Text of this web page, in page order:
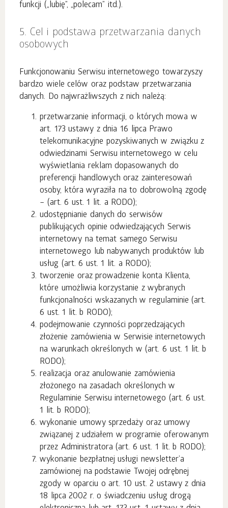
funkcji („lubię”, „polecam” itd.).
5. Cel i podstawa przetwarzania danych
osobowych
Funkcjonowaniu Serwisu internetowego towarzyszy
bardzo wiele celów oraz podstaw przetwarzania
danych. Do najwrażliwszych z nich należą:
przetwarzanie informacji, o których mowa w
art. 173 ustawy z dnia 16 lipca Prawo
telekomunikacyjne pozyskiwanych w związku z
odwiedzinami Serwisu internetowego w celu
wyświetlania reklam dopasowanych do
preferencji handlowych oraz zainteresowań
osoby, która wyraziła na to dobrowolną zgodę
– (art. 6 ust. 1 lit. a RODO);
udostępnianie danych do serwisów
publikujących opinie odwiedzających Serwis
internetowy na temat samego Serwisu
internetowego lub nabywanych produktów lub
usług (art. 6 ust. 1 lit. a RODO);
tworzenie oraz prowadzenie konta Klienta,
które umożliwia korzystanie z wybranych
funkcjonalności wskazanych w regulaminie (art.
6 ust. 1 lit. b RODO);
podejmowanie czynności poprzedzających
złożenie zamówienia w Serwisie internetowych
na warunkach określonych w (art. 6 ust. 1 lit. b
RODO);
realizacja oraz anulowanie zamówienia
złożonego na zasadach określonych w
Regulaminie Serwisu internetowego (art. 6 ust.
1 lit. b RODO);
wykonanie umowy sprzedaży oraz umowy
związanej z udziałem w programie oferowanym
przez Administratora (art. 6 ust. 1 lit. b RODO);
wykonanie bezpłatnej usługi newsletter’a
zamówionej na podstawie Twojej odrębnej
zgody w oparciu o art. 10 ust. 2 ustawy z dnia
18 lipca 2002 r. o świadczeniu usług drogą